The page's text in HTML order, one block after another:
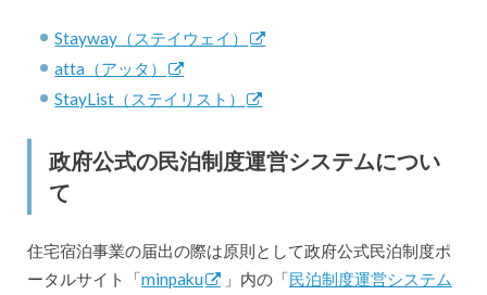
Stayway（ステイウェイ）
atta（アッタ）
StayList（ステイリスト）
政府公式の民泊制度運営システムについ
て
住宅宿泊事業の届出の際は原則として政府公式民泊制度ポ
ータルサイト「minpaku 」内の「民泊制度運営システム